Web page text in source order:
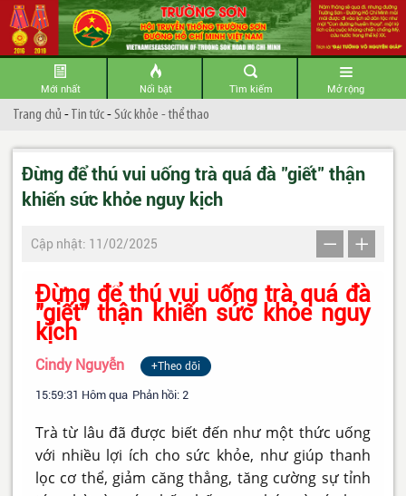
Mới nhất Nổi bật Tìm kiếm Mở rộng
Trang chủ -Tin tức-Sức khỏe - thể thao
Đừng để thú vui uống trà quá đà "giết" thận
khiến sức khỏe nguy kịch
Cập nhật: 11/02/2025
Đừng để thú vui uống trà quá đà
"giết" thận khiến sức khỏe nguy
kịch
Cindy Nguyễn +Theo dõi
15:59:31 Hôm qua Phản hồi: 2
Trà từ lâu đã được biết đến như một thức uống
với nhiều lợi ích cho sức khỏe, như giúp thanh
lọc cơ thể, giảm căng thẳng, tăng cường sự tỉnh